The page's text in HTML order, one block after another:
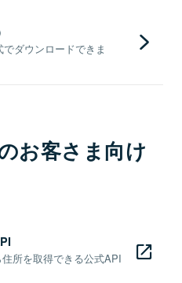
ダウンロードできま
お客さま向け
所を取得できる公式API